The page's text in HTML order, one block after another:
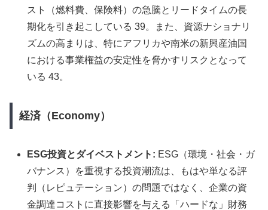
スト（燃料費、保険料）の急騰とリードタイムの長
期化を引き起こしている 39。また、資源ナショナリ
ズムの高まりは、特にアフリカや南米の新興産油国
における事業権益の安定性を脅かすリスクとなって
いる 43。
経済（Economy）
ESG投資とダイベストメント: ESG（環境・社会・ガ
バナンス）を重視する投資潮流は、もはや単なる評
判（レピュテーション）の問題ではなく、企業の資
金調達コストに直接影響を与える「ハードな」財務